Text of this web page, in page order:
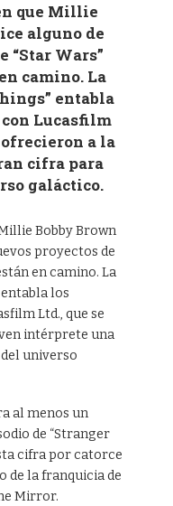
que Millie
alguno de
“Star Wars”
camino. La
entabla
Lucasfilm
ofrecieron a la
cifra para
galáctico.
Bobby Brown
proyectos de
en camino. La
los
Ltd., que se
intérprete una
universo
al menos un
de “Stranger
cifra por catorce
de la franquicia de
Mirror.